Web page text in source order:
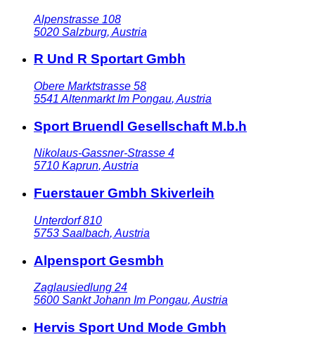
Alpenstrasse 108
5020 Salzburg, Austria
R Und R Sportart Gmbh
Obere Marktstrasse 58
5541 Altenmarkt Im Pongau, Austria
Sport Bruendl Gesellschaft M.b.h
Nikolaus-Gassner-Strasse 4
5710 Kaprun,Austria
Fuerstauer Gmbh Skiverleih
Unterdorf 810
5753 Saalbach, Austria
Alpensport Gesmbh
Zaglausiedlung 24
5600 Sankt Johann Im Pongau, Austria
Hervis Sport Und Mode Gmbh